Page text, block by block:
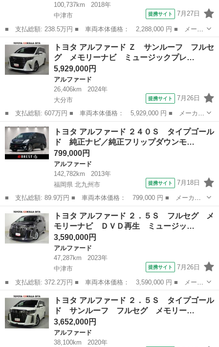
100,737km
2018年
中津市
提携サイト 7月27日
■ 支払総額: 238.5万円 ■ 車両本体価格： 2,288,000 円 ■ メーカ
ー名： トヨタ ■ 車種名： アルファード ■ グレード名： ２．
５Ｇ サンルーフ フルセグ メモリーナビ ＤＶＤ再生 後席モニ
ター バ...
大分 中津市 アルファード
トヨタ アルファード Ｚ サンルーフ フルセ
グ メモリーナビ ミュージックプレ…
5,929,000円
アルファード
26,406km
2024年
大分市
提携サイト 7月26日
■ 支払総額: 607万円 ■ 車両本体価格： 5,929,000 円 ■ メーカー
名： トヨタ ■ 車種名： アルファード ■ グレード名： Ｚ サ
ンルーフ フルセグ メモリーナビ ミュージックプレイヤー接続
可 後席モニ...
大分 大分市 アルファード
トヨタ アルファード ２４０Ｓ タイプゴール
ド 純正ナビ／純正フリップダウンモ…
799,000円
アルファード
142,782km
2013年
福岡県 北九州市
提携サイト 7月18日
■ 支払総額: 89.9万円 ■ 車両本体価格： 799,000 円 ■ メーカー
名： トヨタ ■ 車種名： アルファード ■ グレード名： ２４０
Ｓ タイプゴールド 純正ナビ／純正フリップダウンモニター／Ｂｌ
ｕｅｔｏｏｔ...
福岡 北九州市 アルファード
トヨタ アルファード ２．５Ｓ フルセグ メ
モリーナビ ＤＶＤ再生 ミュージッ…
3,590,000円
アルファード
47,287km
2023年
中津市
提携サイト 7月26日
■ 支払総額: 372.2万円 ■ 車両本体価格： 3,590,000 円 ■ メーカ
ー名： トヨタ ■ 車種名： アルファード ■ グレード名： ２．
５Ｓ フルセグ メモリーナビ ＤＶＤ再生 ミュージックプレイヤ
ー接続可...
大分 中津市 アルファード
トヨタ アルファード ２．５Ｓ タイプゴール
ド サンルーフ フルセグ メモリー…
3,652,000円
アルファード
38,100km
2020年